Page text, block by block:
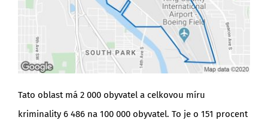
Tato oblast má 2 000 obyvatel a celkovou míru
kriminality 6 486 na 100 000 obyvatel. To je o 151 procent